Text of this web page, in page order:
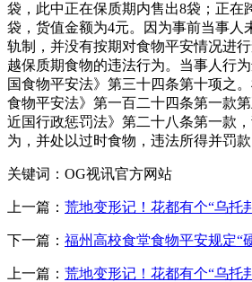
袋，此中正在保质期内售出8袋；正在
袋，货值金额为4元。因为事前当事人
轨制，并没有按期对食物平安情况进
越保质期食物的违法行为。当事人行
国食物平安法》第三十四条第十项之
食物平安法》第一百二十四条第一款
近国行政惩罚法》第二十八条第一款
为，并处以过时食物，违法所得并罚款
关键词：OG视讯官方网站
上一篇： 荒地变形记！花都有个“乌托
下一篇： 福州高校食堂食物平安规定“
上一篇： 荒地变形记！花都有个“乌托